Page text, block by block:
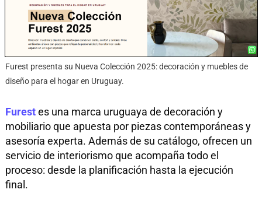
Furest presenta su Nueva Colección 2025: decoración y muebles de
diseño para el hogar en Uruguay.
Furestes una marca uruguaya de decoración y
mobiliario que apuesta por piezas contemporáneas y
asesoría experta. Además de su catálogo, ofrecen un
servicio de interiorismo que acompaña todo el
proceso: desde la planificación hasta la ejecución
final.